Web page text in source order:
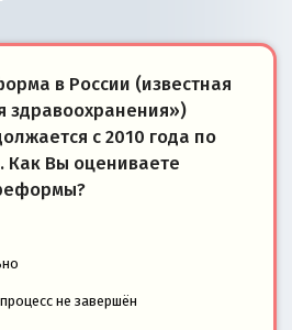
в России (известная
здравоохранения»)
с 2010 года по
Как Вы оцениваете
не завершён